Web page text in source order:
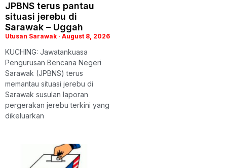
JPBNS terus pantau
situasi jerebu di
Sarawak – Uggah
Utusan Sarawak August 8, 2026
KUCHING: Jawatankuasa
Pengurusan Bencana Negeri
Sarawak (JPBNS) terus
memantau situasi jerebu di
Sarawak susulan laporan
pergerakan jerebu terkini yang
dikeluarkan